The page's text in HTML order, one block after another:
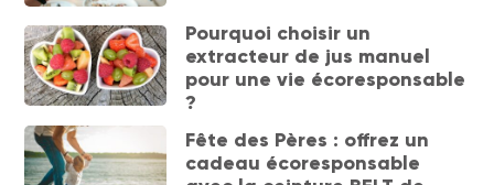
Pourquoi choisir un
extracteur de jus manuel
pour une vie écoresponsable
?
Fête des Pères : offrez un
cadeau écoresponsable